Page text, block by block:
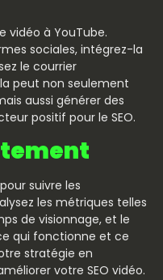
vidéo à YouTube.
sociales, intégrez-la
le courrier
peut non seulement
aussi générer des
positif pour le SEO.
suivre les
les métriques telles
de visionnage, et le
qui fonctionne et ce
stratégie en
votre SEO vidéo.